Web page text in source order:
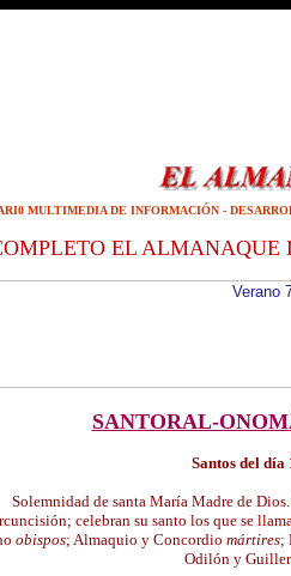
MULTIMEDIA DE INFORMACIÓN -
EL ALMANAQUE
SANTORAL-
Santos del día
Solemnidad de santa María Madre de
celebran su santo los que se
obispos; Almaquio y Concordio mártires;
Odilón y